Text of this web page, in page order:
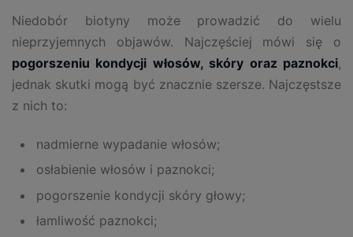
Niedobór biotyny może prowadzić do wielu
nieprzyjemnych objawów. Najczęściej mówi się o
pogorszeniu kondycji włosów, skóry oraz paznokci,
jednak skutki mogą być znacznie szersze. Najczęstsze
z nich to:
nadmierne wypadanie włosów;
osłabienie włosów i paznokci;
pogorszenie kondycji skóry głowy;
łamliwość paznokci;